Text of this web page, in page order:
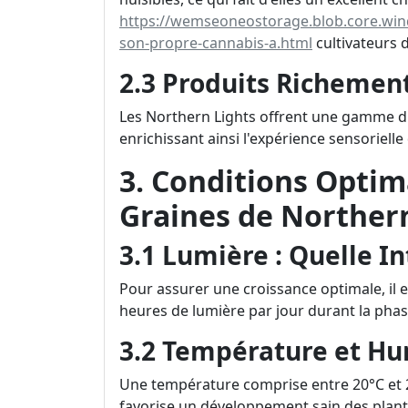
https://
son-propre-cannabis-a.html cultivateurs
2.3 Produits
Les Northern Lights offrent une gamme
enrichissant ainsi l'expérience
3. Conditions
Graines de
3.1 Lumière : Quelle
Pour assurer une croissance optimale, il
heures de lumière par jour durant la
3.2 Température et
Une température comprise entre 20°C